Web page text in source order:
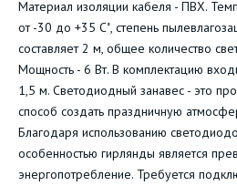
Материал изоляции кабеля - ПВХ.
от -30 до +35 С˚, степень
составляет 2 м, общее количество
Мощность - 6 Вт. В комплектацию
1,5 м. Светодиодный занавес - это
способ создать праздничную
Благодаря использованию
особенностью гирлянды является
энергопотребление. Требуется